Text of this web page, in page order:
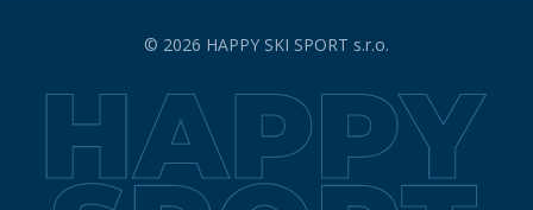
© 2026 HAPPY SKI SPORT s.r.o.